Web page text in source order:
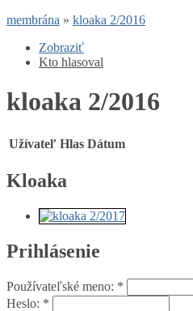
membrána » kloaka 2/2016
Zobraziť
Kto hlasoval
kloaka 2/2016
Užívateľ Hlas Dátum
Kloaka
Prihlásenie
Používateľské meno: *
Heslo: *